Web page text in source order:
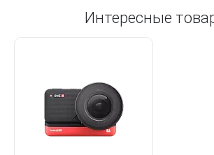
Интересные